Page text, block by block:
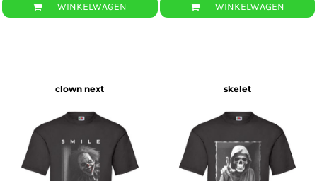
WINKELWAGEN WINKELWAGEN
clown next skelet